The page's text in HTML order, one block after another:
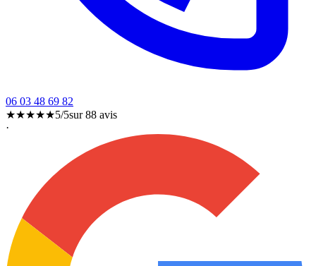
06 03 48 69 82
★★★★★5/5sur88 avis
·